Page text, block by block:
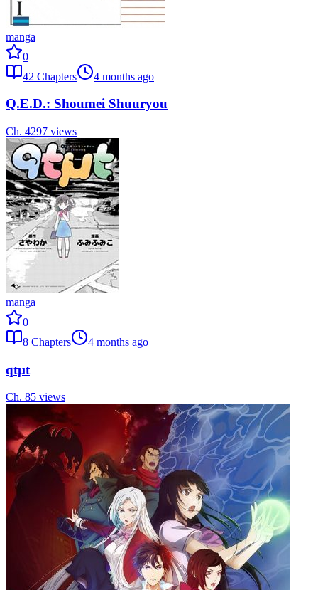
manga
0
42 Chapters 4 months ago
Q.E.D.: Shoumei Shuuryou
Ch. 4297 views
manga
0
8 Chapters 4 months ago
qtµt
Ch. 85 views